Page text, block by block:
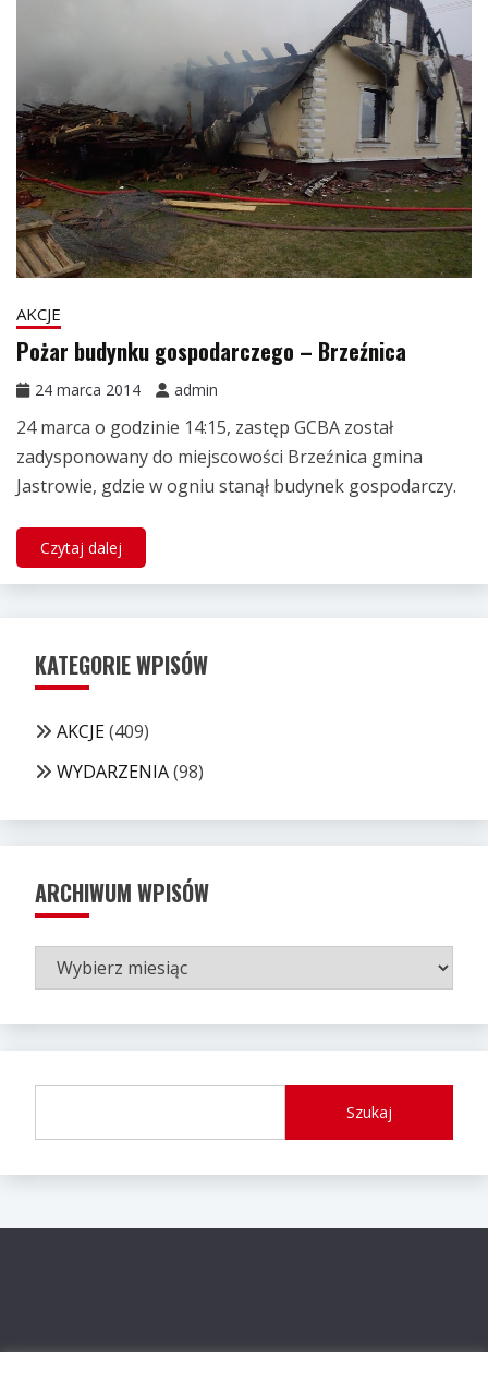
AKCJE
Pożar budynku gospodarczego – Brzeźnica
24 marca 2014 admin
24 marca o godzinie 14:15, zastęp GCBA został
zadysponowany do miejscowości Brzeźnica gmina
Jastrowie, gdzie w ogniu stanął budynek gospodarczy.
Czytaj dalej
KATEGORIE WPISÓW
AKCJE(409)
WYDARZENIA(98)
ARCHIWUM WPISÓW
ARCHIWUM
WPISÓW
Szukaj